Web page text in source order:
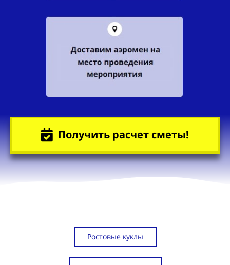
Получить расчет сметы!
Ростовые куклы